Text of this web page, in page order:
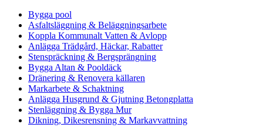
Bygga pool
Asfaltsläggning & Beläggningsarbete
Koppla Kommunalt Vatten & Avlopp
Anlägga Trädgård, Häckar, Rabatter
Stenspräckning & Bergsprängning
Bygga Altan & Pooldäck
Dränering & Renovera källaren
Markarbete & Schaktning
Anlägga Husgrund & Gjutning Betongplatta
Stenläggning & Bygga Mur
Dikning, Dikesrensning & Markavvattning